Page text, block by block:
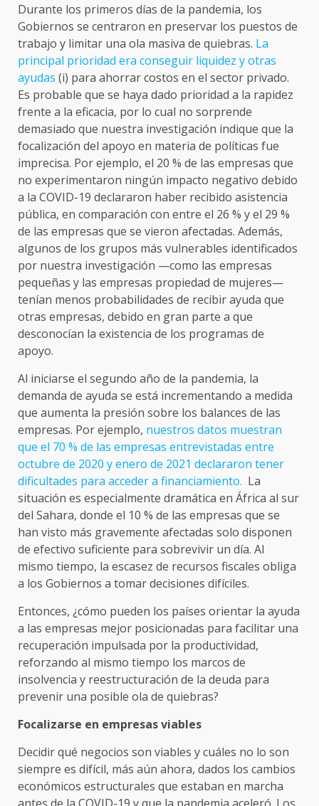
Durante los primeros días de la pandemia, los
Gobiernos se centraron en preservar los puestos de
trabajo y limitar una ola masiva de quiebras. La
principal prioridad era conseguir liquidez y otras
ayudas (i) para ahorrar costos en el sector privado.
Es probable que se haya dado prioridad a la rapidez
frente a la eficacia, por lo cual no sorprende
demasiado que nuestra investigación indique que la
focalización del apoyo en materia de políticas fue
imprecisa. Por ejemplo, el 20 % de las empresas que
no experimentaron ningún impacto negativo debido
a la COVID-19 declararon haber recibido asistencia
pública, en comparación con entre el 26 % y el 29 %
de las empresas que se vieron afectadas. Además,
algunos de los grupos más vulnerables identificados
por nuestra investigación —como las empresas
pequeñas y las empresas propiedad de mujeres—
tenían menos probabilidades de recibir ayuda que
otras empresas, debido en gran parte a que
desconocían la existencia de los programas de
apoyo.
Al iniciarse el segundo año de la pandemia, la
demanda de ayuda se está incrementando a medida
que aumenta la presión sobre los balances de las
empresas. Por ejemplo, nuestros datos muestran
que el 70 % de las empresas entrevistadas entre
octubre de 2020 y enero de 2021 declararon tener
dificultades para acceder a financiamiento. La
situación es especialmente dramática en África al sur
del Sahara, donde el 10 % de las empresas que se
han visto más gravemente afectadas solo disponen
de efectivo suficiente para sobrevivir un día. Al
mismo tiempo, la escasez de recursos fiscales obliga
a los Gobiernos a tomar decisiones difíciles.
Entonces, ¿cómo pueden los países orientar la ayuda
a las empresas mejor posicionadas para facilitar una
recuperación impulsada por la productividad,
reforzando al mismo tiempo los marcos de
insolvencia y reestructuración de la deuda para
prevenir una posible ola de quiebras?
Focalizarse en empresas viables
Decidir qué negocios son viables y cuáles no lo son
siempre es difícil, más aún ahora, dados los cambios
económicos estructurales que estaban en marcha